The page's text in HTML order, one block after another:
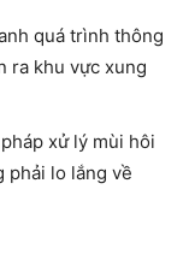
quá trình thông
ra khu vực xung
xử lý mùi hôi
phải lo lắng về